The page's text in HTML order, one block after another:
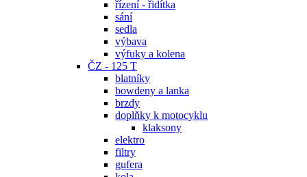
řízení - řidítka
sání
sedla
výbava
výfuky a kolena
ČZ - 125 T
blatníky
bowdeny a lanka
brzdy
doplňky k motocyklu
klaksony
elektro
filtry
gufera